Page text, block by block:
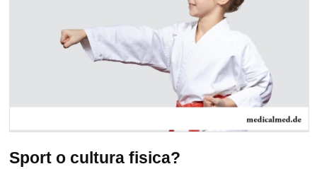
Sport o cultura fisica?